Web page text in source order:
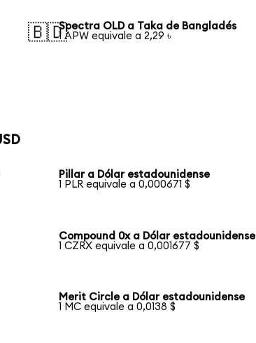
🇧🇩Spectra OLD a Taka de Bangladés
1 APW equivale a 2,29 ৳
Pillar a Dólar estadounidense
1 PLR equivale a 0,000671 $
Compound 0x a Dólar estadounidense
1 CZRX equivale a 0,001677 $
Merit Circle a Dólar estadounidense
1 MC equivale a 0,0138 $